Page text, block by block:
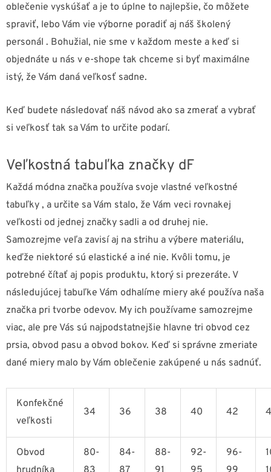
oblečenie vyskúšať a je to úplne to najlepšie, čo môžete
spraviť, lebo Vám vie výborne poradiť aj náš školený
personál . Bohužial, nie sme v každom meste a keď si
objednáte u nás v e-shope tak chceme si byť maximálne
istý, že Vám daná veľkosť sadne.
Keď budete následovať náš návod ako sa zmerať a vybrať
si veľkosť tak sa Vám to určite podarí.
Veľkostná tabuľka značky dF
Každá módna značka používa svoje vlastné veľkostné
tabuľky , a určite sa Vám stalo, že Vám veci rovnakej
veľkosti od jednej značky sadli a od druhej nie.
Samozrejme veľa zavisí aj na strihu a výbere materiálu,
keďže niektoré sú elastické a iné nie. Kvôli tomu, je
potrebné čítať aj popis produktu, ktorý si prezeráte. V
následujúcej tabuľke Vám odhalíme miery aké používa naša
značka pri tvorbe odevov. My ich používame samozrejme
viac, ale pre Vás sú najpodstatnejšie hlavne tri obvod cez
prsia, obvod pasu a obvod bokov. Keď si správne zmeriate
dané miery malo by Vám oblečenie zakúpené u nás sadnúť.
Konfekčné
veľkosti
34 36 38 40 42
Obvod
80-
84-
88-
92-
96-